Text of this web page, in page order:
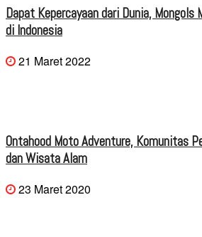
Dapat Kepercayaan dari Dunia, Mongols
di Indonesia
21 Maret 2022
Ontahood Moto Adventure, Komunitas
dan Wisata Alam
23 Maret 2020